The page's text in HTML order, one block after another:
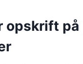
opskrift på